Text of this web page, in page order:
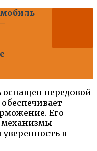
оснащен передовой
Его
в